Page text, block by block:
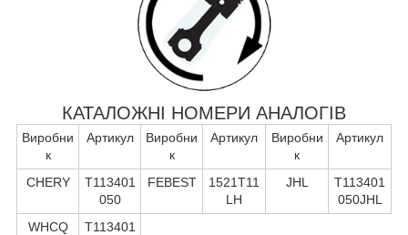
КАТАЛОЖНІ НОМЕРИ АНАЛОГІВ
Виробни
к
Артикул
Виробни
к
Артикул
Виробни
к
Артикул
CHERY
T113401
050
FEBEST
1521T11
LH
JHL
T113401
050JHL
WHCQ
T113401